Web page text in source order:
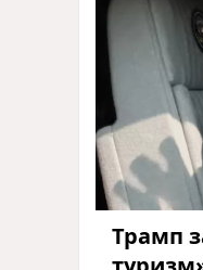
Трамп